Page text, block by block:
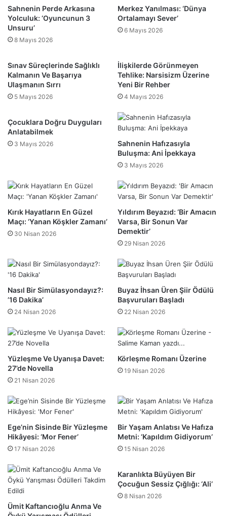
Sahnenin Perde Arkasına
Yolculuk: ‘Oyuncunun 3
Unsuru’
8 Mayıs 2026
Merkez Yanılması: ‘Dünya
Ortalamayı Sever’
6 Mayıs 2026
Sınav Süreçlerinde Sağlıklı
Kalmanın Ve Başarıya
Ulaşmanın Sırrı
5 Mayıs 2026
İlişkilerde Görünmeyen
Tehlike: Narsisizm Üzerine
Yeni Bir Rehber
4 Mayıs 2026
Çocuklara Doğru Duyguları
Anlatabilmek
3 Mayıs 2026
Sahnenin Hafızasıyla
Buluşma: Ani İpekkaya
3 Mayıs 2026
Kırık Hayatların En Güzel
Maçı: ‘Yanan Köşkler Zamanı’
30 Nisan 2026
Yıldırım Beyazıd: ‘Bir Amacın
Varsa, Bir Sonun Var
Demektir’
29 Nisan 2026
Nasıl Bir Simülasyondayız?:
’16 Dakika’
24 Nisan 2026
Buyaz İhsan Üren Şiir Ödülü
Başvuruları Başladı
22 Nisan 2026
Yüzleşme Ve Uyanışa Davet:
27’de Novella
21 Nisan 2026
Körleşme Romanı Üzerine
19 Nisan 2026
Ege’nin Sisinde Bir Yüzleşme
Hikâyesi: ‘Mor Fener’
17 Nisan 2026
Bir Yaşam Anlatısı Ve Hafıza
Metni: ‘Kapıldım Gidiyorum’
15 Nisan 2026
Ümit Kaftancıoğlu Anma Ve
Karanlıkta Büyüyen Bir
Çocuğun Sessiz Çığlığı: ‘Ali’
8 Nisan 2026